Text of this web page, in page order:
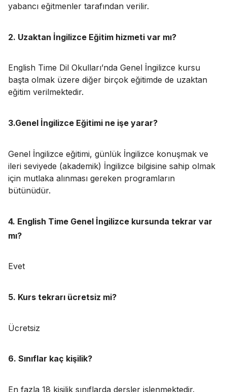
yabancı eğitmenler tarafından verilir.
2. Uzaktan İngilizce Eğitim hizmeti var mı?
English Time Dil Okulları’nda Genel İngilizce kursu
başta olmak üzere diğer birçok eğitimde de uzaktan
eğitim verilmektedir.
3.Genel İngilizce Eğitimi ne işe yarar?
Genel İngilizce eğitimi, günlük İngilizce konuşmak ve
ileri seviyede (akademik) İngilizce bilgisine sahip olmak
için mutlaka alınması gereken programların
bütünüdür.
4. English Time Genel İngilizce kursunda tekrar var
mı?
Evet
5. Kurs tekrarı ücretsiz mi?
Ücretsiz
6. Sınıflar kaç kişilik?
En fazla 18 kişilik sınıflarda dersler işlenmektedir.